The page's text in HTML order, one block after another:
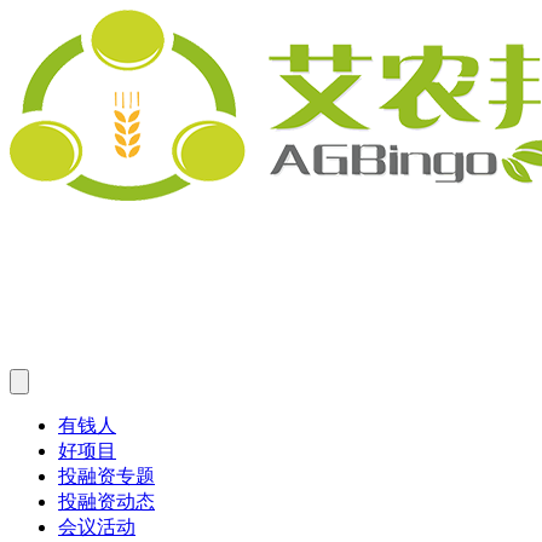
有钱人
好项目
投融资专题
投融资动态
会议活动